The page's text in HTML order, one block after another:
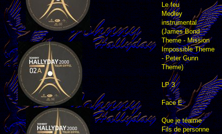
Le feu
Medley
instrumental
(James Bond
Theme - Mission
Impossible Theme
- Peter Gunn
Theme)
LP 3
Face E
Que je téaime
Fils de personne